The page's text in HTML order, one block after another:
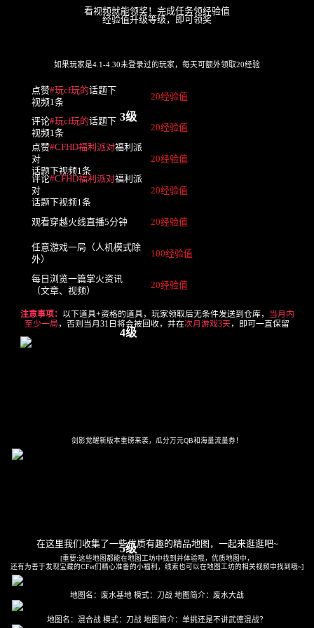
3级
4级
5级
看视频就能领奖！完成任务领经验值
经验值升级等级，即可领奖
如果玩家是4.1-4.30未登录过的玩家，每天可额外领取20经验
点赞#玩cf玩的话题下
视频1条
20经验值
评论#玩cf玩的话题下
视频1条
20经验值
点赞#CFHD福利派对福利派
对
话题下视频1条
20经验值
评论#CFHD福利派对福利派
对
话题下视频1条
20经验值
观看穿越火线直播5分钟 20经验值
任意游戏一局（人机模式除
外）
100经验值
每日浏览一篇掌火资讯
（文章、视频）
20经验值
注意事项： 以下道具+资格的道具，玩家领取后无条件发送到仓库，
当月内
至少一局 ，否则当月31日将会被回收，并在次月游戏3天，即可一直保留
剑影觉醒新版本重磅来袭，瓜分万元QB和海量流量券！
在这里我们收集了一些优质有趣的精品地图，一起来逛逛吧~
[重要:这些地图都能在地图工坊中找到并体验哦，优质地图中，
还有为善于发现宝藏的CFer们精心准备的小福利，线索也可以在地图工坊的相关视频中找到哦~]
地图名： 废水基地模式： 刀战地图简介： 废水大战
地图名： 混合战模式： 刀战地图简介： 单挑还是不讲武德混战？